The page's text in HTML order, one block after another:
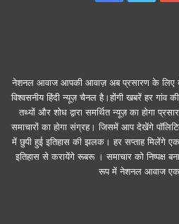
नेशनल आवाज आपकी आवाज़ अब प्रसारण के लिए
विश्वसनीय हिंदी न्यूज़ चैनल है।होंगी खबरें हर गांव
तथ्यों और शोध द्वारा समर्थित न्यूज़ का होगा
समाचारों का होगा संग्रह। जिसमें आप देखेंगे
में छुपी हुई इतिहास की झलक। हर सप्ताह मिलेंगे
इतिहास से करायेंगे रूबरू । समाचार को निष्पक्ष
रूप में नेशनल आवाज एक